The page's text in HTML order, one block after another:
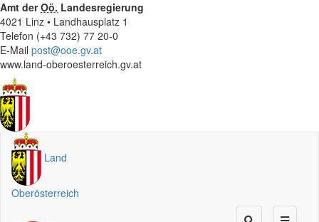
Amt derOö. Landesregierung
4021 Linz • Landhausplatz 1
Telefon (+43 732) 77 20-0
E-Mail post@ooe.gv.at
www.land-oberoesterreich.gv.at
Land
Oberösterreich